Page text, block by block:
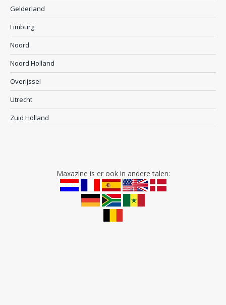
Gelderland
Limburg
Noord
Noord Holland
Overijssel
Utrecht
Zuid Holland
Maxazine is er ook in andere talen: